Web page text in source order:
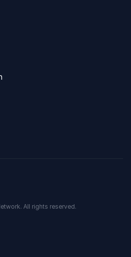
All rights reserved.